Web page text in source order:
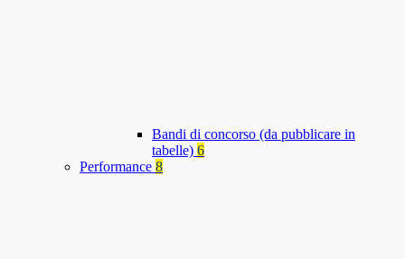
Bandi di concorso (da pubblicare in
tabelle) 6
Performance 8